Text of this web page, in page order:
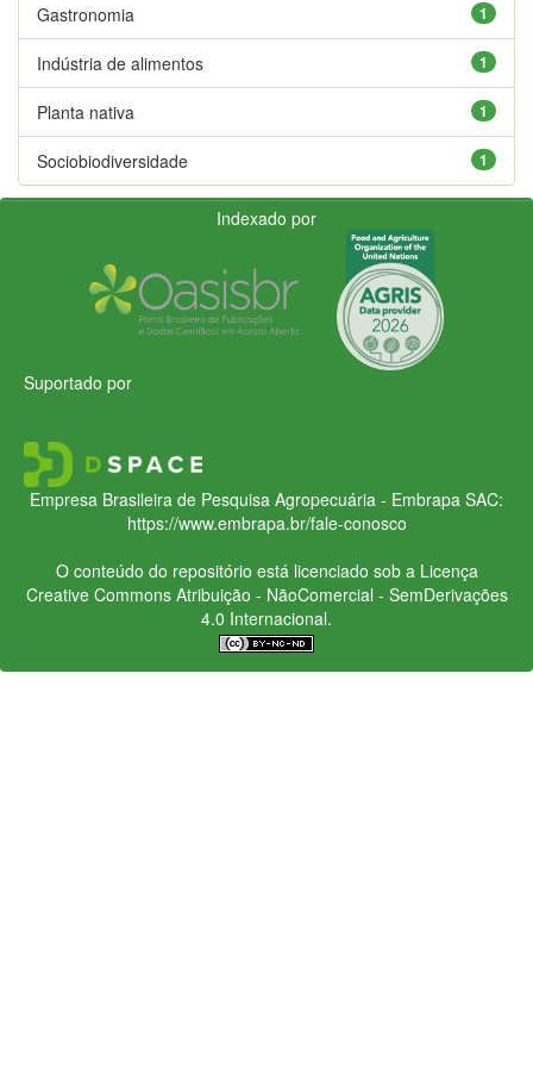
1
Gastronomia
1
Indústria de alimentos
1
Planta nativa
1
Sociobiodiversidade
Indexado por
Suportado por
Empresa Brasileira de Pesquisa Agropecuária - Embrapa SAC:
https://www.embrapa.br/fale-conosco
O conteúdo do repositório está licenciado sob a Licença
Creative CommonsAtribuição - NãoComercial - SemDerivações
4.0 Internacional.